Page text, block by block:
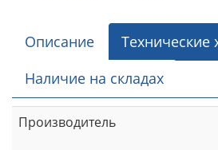
Описание
Технические
Наличие на складах
Производитель